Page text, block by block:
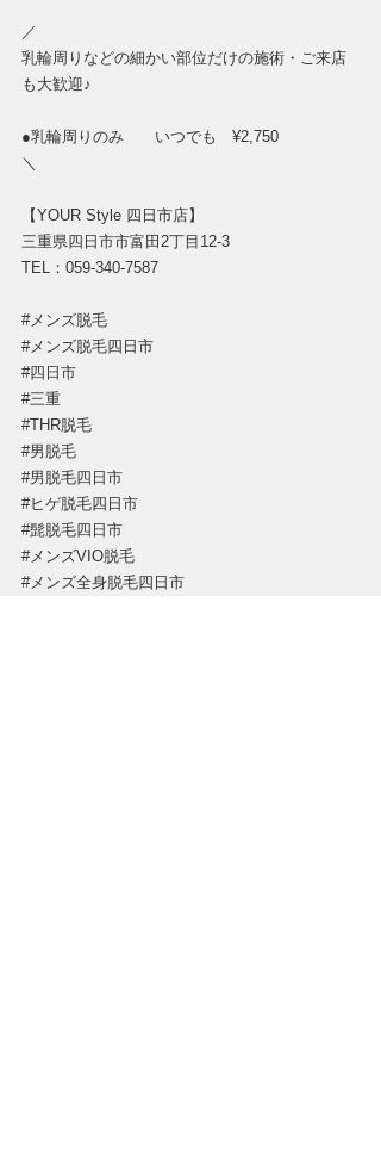
／
乳輪周りなどの細かい部位だけの施術・ご来店
も大歓迎♪
●乳輪周りのみ　　いつでも　¥2,750
＼
【YOUR Style 四日市店】
三重県四日市市富田2丁目12-3
TEL：059-340-7587
#メンズ脱毛
#メンズ脱毛四日市
#四日市
#三重
#THR脱毛
#男脱毛
#男脱毛四日市
#ヒゲ脱毛四日市
#髭脱毛四日市
#メンズVIO脱毛
#メンズ全身脱毛四日市